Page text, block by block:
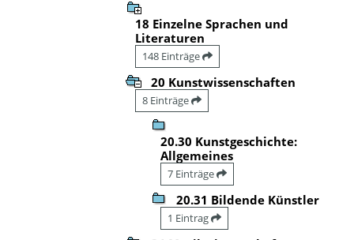
18 Einzelne Sprachen und
Literaturen
148 Einträge
20 Kunstwissenschaften
8 Einträge
20.30 Kunstgeschichte:
Allgemeines
7 Einträge
20.31 Bildende Künstler
1 Eintrag